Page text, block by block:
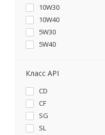
10W30
10W40
5W30
5W40
Класс API
CD
CF
SG
SL